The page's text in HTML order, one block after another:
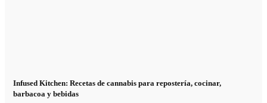
Infused Kitchen: Recetas de cannabis para repostería, cocinar,
barbacoa y bebidas